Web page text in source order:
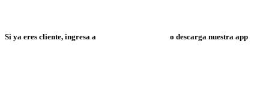
Si ya eres cliente, ingresa a o descarga nuestra app